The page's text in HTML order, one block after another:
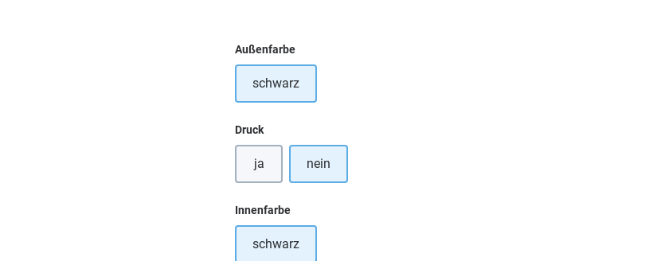
Außenfarbeauswählen
schwarz
Druckauswählen
ja nein
Innenfarbeauswählen
schwarz